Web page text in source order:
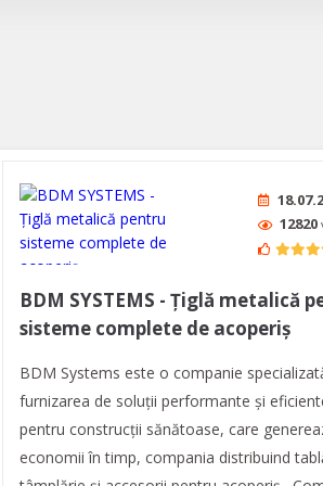
12820
BDM SYSTEMS - Țiglă metalică
sisteme complete de acoperiș
BDM Systems este o companie
furnizarea de soluții performante și
pentru construcții sănătoase, care
economii în timp, compania distribuind